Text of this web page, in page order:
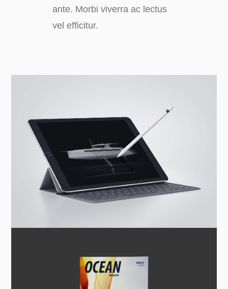
ante. Morbi viverra ac lectus
vel efficitur.